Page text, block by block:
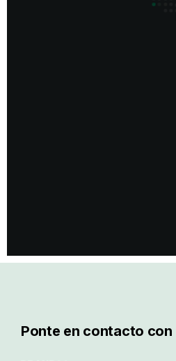
Ponte en contacto con